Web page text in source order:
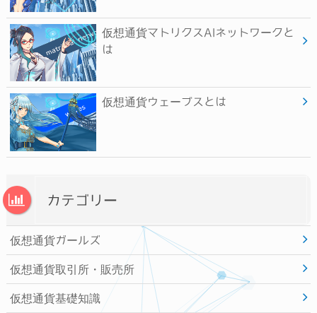
仮想通貨マトリクスAIネットワークと
は
仮想通貨ウェーブスとは
カテゴリー
仮想通貨ガールズ
仮想通貨取引所・販売所
仮想通貨基礎知識